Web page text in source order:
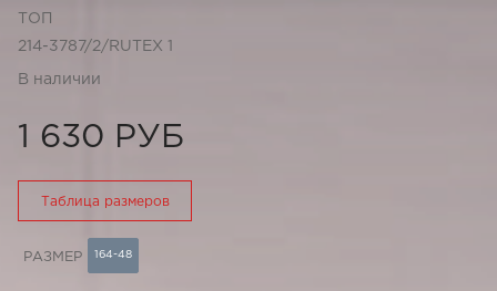
ТОП
214-3787/2/RUTEX 1
В наличии
1 630 РУБ
Таблица размеров
РАЗМЕР 164-48